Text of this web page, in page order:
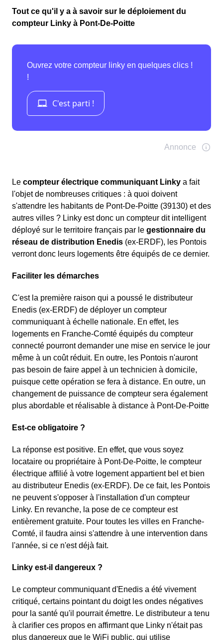
Tout ce qu'il y a à savoir sur le déploiement du
compteur Linky à Pont-De-Poitte
Le compteur électrique communiquant Linky a fait
l'objet de nombreuses critiques : à quoi doivent
s'attendre les habitants de Pont-De-Poitte (39130) et des
autres villes ? Linky est donc un compteur dit intelligent
déployé sur le territoire français par le gestionnaire du
réseau de distribution Enedis (ex-ERDF), les Pontois
verront donc leurs logements être équipés de ce dernier.
Faciliter les démarches
C'est la première raison qui a poussé le distributeur
Enedis (ex-ERDF) de déployer un compteur
communiquant à échelle nationale. En effet, les
logements en Franche-Comté équipés du compteur
connecté pourront demander une mise en service le jour
même à un coût réduit. En outre, les Pontois n'auront
pas besoin de faire appel à un technicien à domicile,
puisque cette opération se fera à distance. En outre, un
changement de puissance de compteur sera également
plus abordable et réalisable à distance à Pont-De-Poitte
Est-ce obligatoire ?
La réponse est positive. En effet, que vous soyez
locataire ou propriétaire à Pont-De-Poitte, le compteur
électrique affilié à votre logement appartient bel et bien
au distributeur Enedis (ex-ERDF). De ce fait, les Pontois
ne peuvent s'opposer à l'installation d'un compteur
Linky. En revanche, la pose de ce compteur est
entièrement gratuite. Pour toutes les villes en Franche-
Comté, il faudra ainsi s'attendre à une intervention dans
l'année, si ce n'est déjà fait.
Linky est-il dangereux ?
Le compteur communiquant d'Enedis a été vivement
critiqué, certains pointant du doigt les ondes négatives
pour la santé qu'il pourrait émettre. Le distributeur a tenu
à clarifier ces propos en affirmant que Linky n'était pas
plus dangereux que le WiFi public, qui utilise